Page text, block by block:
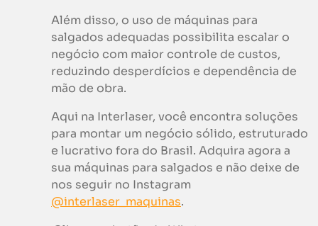
Além disso, o uso de máquinas para
salgados adequadas possibilita escalar o
negócio com maior controle de custos,
reduzindo desperdícios e dependência de
mão de obra.
Aqui na Interlaser, você encontra soluções
para montar um negócio sólido, estruturado
e lucrativo fora do Brasil. Adquira agora a
sua máquinas para salgados e não deixe de
nos seguir no Instagram
@interlaser_maquinas.